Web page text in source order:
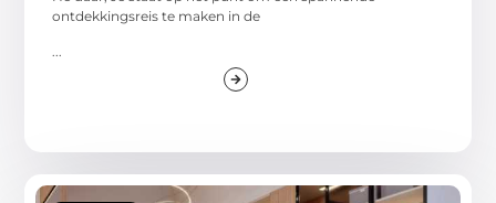
ontdekkingsreis te maken in de
...